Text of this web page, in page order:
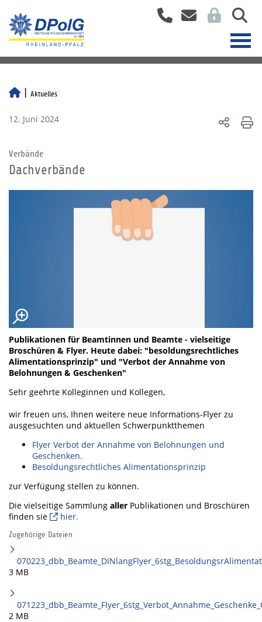
Aktuelles
12. Juni 2024
Verbände
Dachverbände
Publikationen für Beamtinnen und Beamte - vielseitige
Broschüren & Flyer. Heute dabei: "besoldungsrechtliches
Alimentationsprinzip" und "Verbot der Annahme von
Belohnungen & Geschenken"
Sehr geehrte Kolleginnen und Kollegen,
wir freuen uns, Ihnen weitere neue Informations-Flyer zu
ausgesuchten und aktuellen Schwerpunktthemen
Flyer Verbot der Annahme von Belohnungen und
Geschenken.
Besoldungsrechtliches Alimentationsprinzip
zur Verfügung stellen zu können.
Die vielseitige Sammlung aller Publikationen und Broschüren
finden sie
hier.
Zugehörige Dateien
3 MB
2 MB